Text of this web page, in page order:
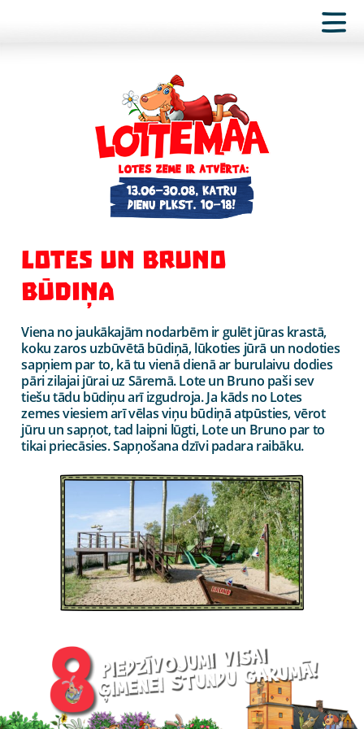
LOTES UN BRUNO
BŪDIŅA
Viena no jaukākajām nodarbēm ir gulēt jūras krastā,
koku zaros uzbūvētā būdiņā, lūkoties jūrā un nodoties
sapņiem par to, kā tu vienā dienā ar burulaivu dodies
pāri zilajai jūrai uz Sāremā. Lote un Bruno paši sev
tiešu tādu būdiņu arī izgudroja. Ja kāds no Lotes
zemes viesiem arī vēlas viņu būdiņā atpūsties, vērot
jūru un sapņot, tad laipni lūgti, Lote un Bruno par to
tikai priecāsies. Sapņošana dzīvi padara raibāku.